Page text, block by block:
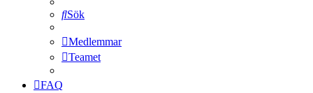
Sök
Medlemmar
Teamet
FAQ